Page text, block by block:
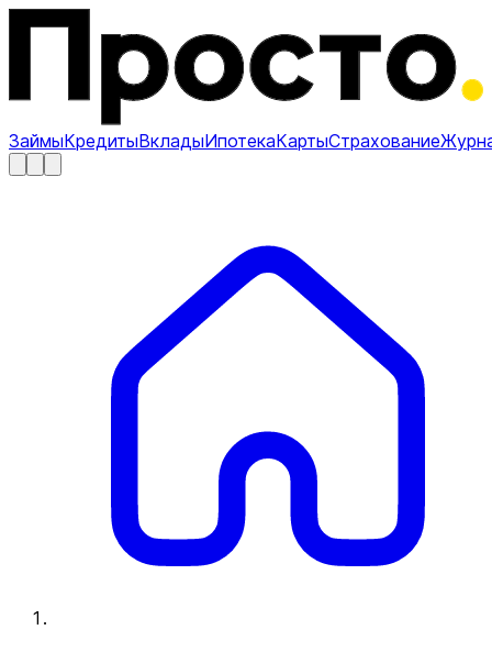
ЗаймыКредитыВкладыИпотекаКартыСтрахование